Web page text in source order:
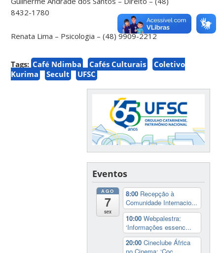
8432-1780
Renata Lima – Psicologia – (48) 9909-2212
Tags: Café Ndimba Cafés Culturais
Coletivo
Kurima
Secult UFSC
Eventos
AGO
7
sex
8:00 Recepção à
Comunidade Internacio...
10:00Webpalestra:
‘Informações essenc...
20:00Cineclube África